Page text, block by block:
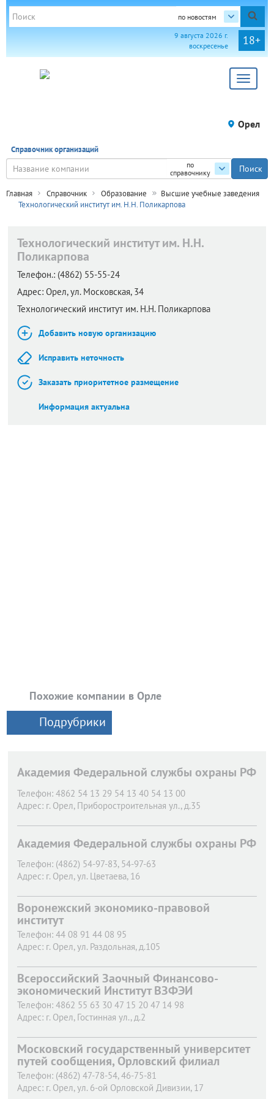
по новостям
18+
9 августа 2026 г.
воскресенье
Toggle
Орел
Справочник организаций
по
справочнику
Главная Справочник Образование
Высшие учебные заведения
Технологический институт им. Н.Н. Поликарпова
Технологический институт им. Н.Н.
Поликарпова
Телефон.: (4862) 55-55-24
Адрес: Орел,ул. Московская, 34
Технологический институт им. Н.Н. Поликарпова
Добавить новую организацию
Исправить неточность
Заказать приоритетное размещение
Информация актуальна
Похожие компании в Орле
Подрубрики
Академия Федеральной службы охраны РФ
Телефон: 4862 54 13 29 54 13 40 54 13 00
Адрес: г. Орел, Приборостроительная ул., д.35
Академия Федеральной службы охраны РФ
Телефон: (4862) 54-97-83, 54-97-63
Адрес: г. Орел, ул. Цветаева, 16
Воронежский экономико-правовой
институт
Телефон: 44 08 91 44 08 95
Адрес: г. Орел, ул. Раздольная, д.105
Всероссийский Заочный Финансово-
экономический Институт ВЗФЭИ
Телефон: 4862 55 63 30 47 15 20 47 14 98
Адрес: г. Орел, Гостинная ул., д.2
Московский государственный университет
путей сообщения, Орловский филиал
Телефон: (4862) 47-78-54, 46-75-81
Адрес: г. Орел, ул. 6-ой Орловской Дивизии, 17